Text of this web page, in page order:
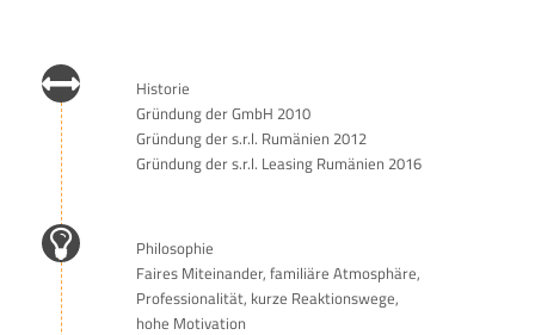
Historie
Gründung der GmbH 2010
Gründung der s.r.l. Rumänien 2012
Gründung der s.r.l. Leasing Rumänien 2016
Philosophie
Faires Miteinander, familiäre Atmosphäre,
Professionalität, kurze Reaktionswege,
hohe Motivation